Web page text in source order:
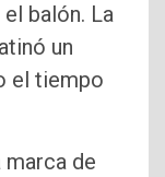
balón. La
un
el tiempo
marca de